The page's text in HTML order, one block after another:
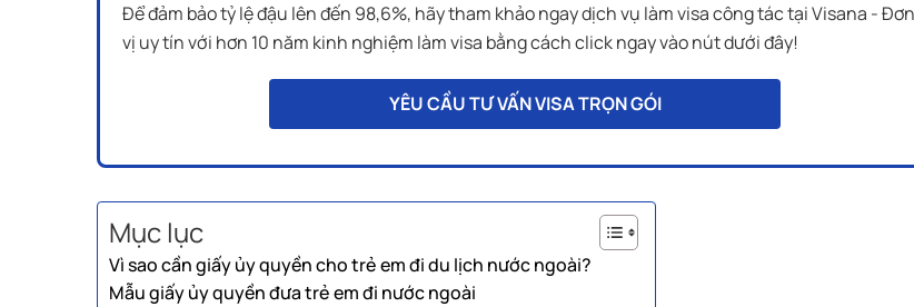
Để đảm bảo tỷ lệ đậu lên đến 98,6%, hãy tham khảo ngay dịch vụ làm visa công tác tại Visana - Đơn
vị uy tín với hơn 10 năm kinh nghiệm làm visa bằng cách click ngay vào nút dưới đây!
YÊU CẦU TƯ VẤN VISA TRỌN GÓI
Mục lục
Vì sao cần giấy ủy quyền cho trẻ em đi du lịch nước ngoài?
Mẫu giấy ủy quyền đưa trẻ em đi nước ngoài